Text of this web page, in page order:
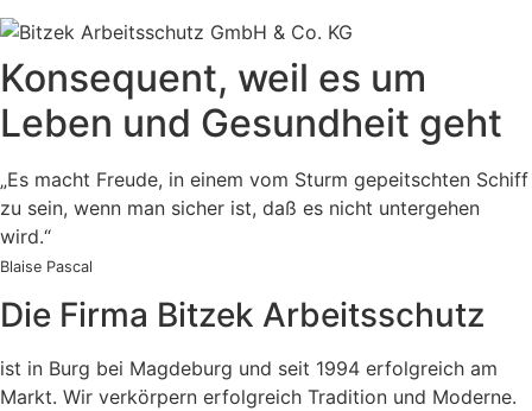
Konsequent, weil es um
Leben und Gesundheit geht
„Es macht Freude, in einem vom Sturm gepeitschten Schiff
zu sein, wenn man sicher ist, daß es nicht untergehen
wird.“
Blaise Pascal
Die Firma Bitzek Arbeitsschutz
ist in Burg bei Magdeburg und seit 1994 erfolgreich am
Markt. Wir verkörpern erfolgreich Tradition und Moderne.